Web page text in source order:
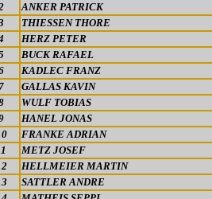
ANKER PATRICK
THIESSEN THORE
HERZ PETER
BUCK RAFAEL
KADLEC FRANZ
GALLAS KAVIN
WULF TOBIAS
HANEL JONAS
FRANKE ADRIAN
METZ JOSEF
HELLMEIER MARTIN
SATTLER ANDRE